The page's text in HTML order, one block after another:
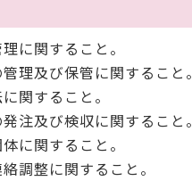
に関すること。
理及び保管に関すること。
関すること。
注及び検収に関すること。
に関すること。
調整に関すること。